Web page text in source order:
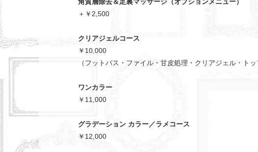
＋￥2,500
クリアジェルコース
￥10,000
（フットバス・ファイル・甘皮処理・クリアジェル・ト
ワンカラー
￥11,000
グラデーション カラー／ラメコース
￥12,000